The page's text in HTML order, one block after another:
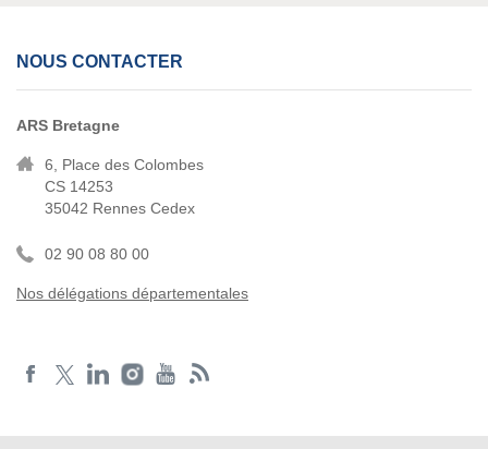
NOUS CONTACTER
ARS Bretagne
6, Place des Colombes
CS 14253
35042 Rennes Cedex
02 90 08 80 00
Nos délégations départementales